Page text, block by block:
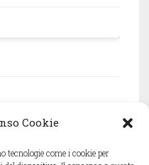
Cookie
tecnologie come i cookie per